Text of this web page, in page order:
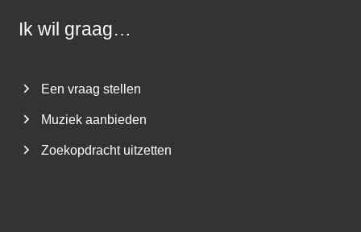
Ik wil graag…
Een vraag stellen
Muziek aanbieden
Zoekopdracht uitzetten